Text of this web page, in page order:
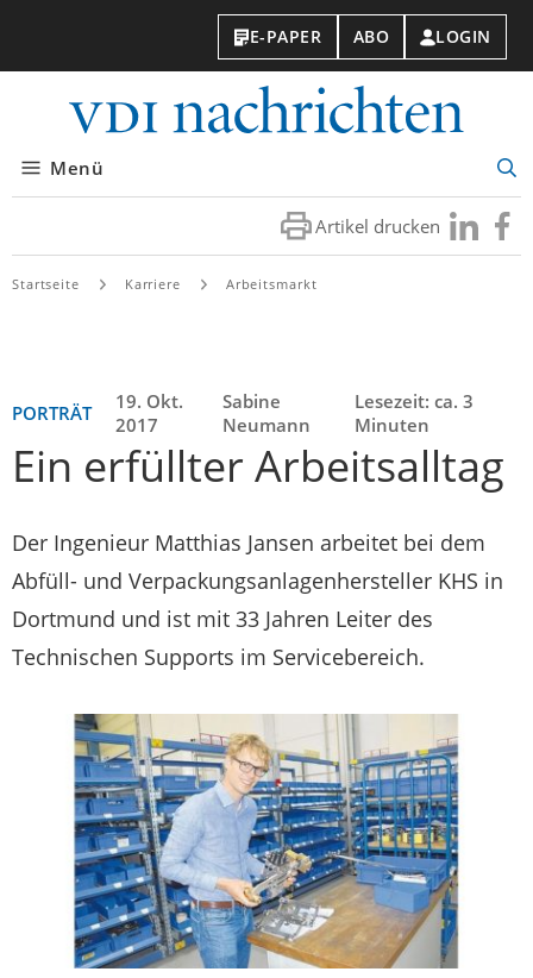
E-PAPER ABO LOGIN
Menü
Artikel drucken Besuchen
Sie
Sie
Startseite Karriere Arbeitsmarkt
PORTRÄT
19. Okt.
2017
Sabine
Neumann
Lesezeit: ca. 3
Minuten
Ein erfüllter Arbeitsalltag
Der Ingenieur Matthias Jansen arbeitet bei dem
Abfüll- und Verpackungsanlagenhersteller KHS in
Dortmund und ist mit 33 Jahren Leiter des
Technischen Supports im Servicebereich.